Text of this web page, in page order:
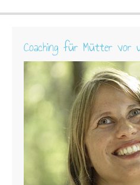
Coaching für Mütter vor